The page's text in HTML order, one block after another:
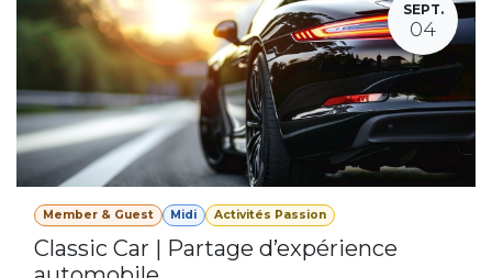
SEPT.
04
Member & Guest Midi Activités Passion
Classic Car | Partage d’expérience